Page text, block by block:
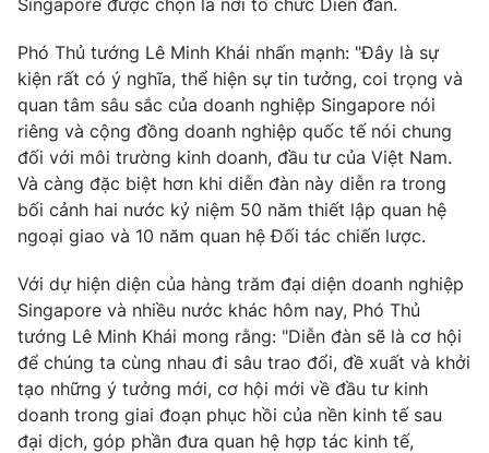
VTV4 Vươn mình bằng AI
VTV9 VTV8
Liên hệ tòa soạn English
THỜI BÁO VTV
Theo dõi báo trên
Cơ quan chủ quản: Đài Truyền hình Việt Nam
Cơ quan báo chí:Thời báo VTV
Phó Thủ tướng Lê Minh Khái nhấn mạnh: "Đây là sự
kiện rất có ý nghĩa, thể hiện sự tin tưởng, coi trọng và
quan tâm sâu sắc của doanh nghiệp Singapore nói
riêng và cộng đồng doanh nghiệp quốc tế nói chung
đối với môi trường kinh doanh, đầu tư của Việt Nam.
Và càng đặc biệt hơn khi diễn đàn này diễn ra trong
bối cảnh hai nước kỷ niệm 50 năm thiết lập quan hệ
ngoại giao và 10 năm quan hệ Đối tác chiến lược.
Với dự hiện diện của hàng trăm đại diện doanh nghiệp
Singapore và nhiều nước khác hôm nay, Phó Thủ
tướng Lê Minh Khái mong rằng: "Diễn đàn sẽ là cơ hội
để chúng ta cùng nhau đi sâu trao đổi, đề xuất và khởi
tạo những ý tưởng mới, cơ hội mới về đầu tư kinh
doanh trong giai đoạn phục hồi của nền kinh tế sau
đại dịch, góp phần đưa quan hệ hợp tác kinh tế,